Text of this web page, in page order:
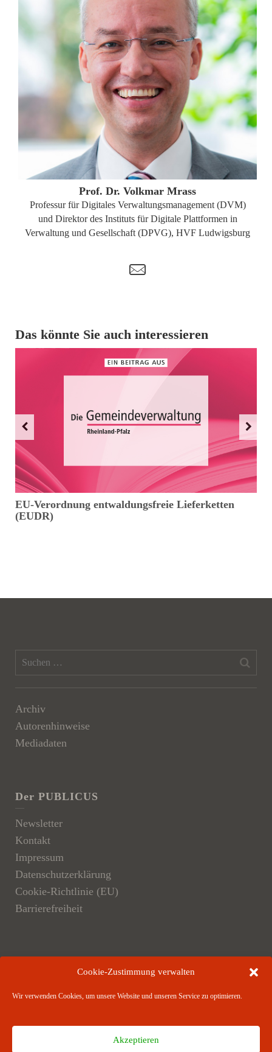
Cookie-Zustimmung verwalten
Wir verwenden Cookies, um unsere Website und unseren Service zu optimieren.
Akzeptieren
ZUM PROFIL
Prof. Dr. Volkmar Mrass
Professur für Digitales Verwaltungsmanagement (DVM)
und Direktor des Instituts für Digitale Plattformen in
Verwaltung und Gesellschaft (DPVG), HVF Ludwigsburg
t
Das könnte Sie auch interessieren
EU-Verordnung entwaldungsfreie Lieferketten
(EUDR)
Archiv
Autorenhinweise
Mediadaten
Der PUBLICUS
Newsletter
Kontakt
Impressum
Datenschutzerklärung
Cookie-Richtlinie (EU)
Barrierefreiheit